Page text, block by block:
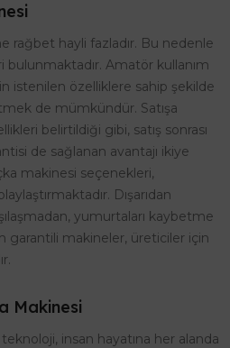
rağbet hayli fazladır. Bu nedenle
bulunmaktadır. Amatör kullanım
istenilen özelliklere sahip şekilde
de mümkündür. Satışa
belirtildiği gibi, satış sonrası
de sağlanan avantajı ikiye
makinesi seçenekleri,
Dışarıdan
yumurtaları kaybetme
garantili makineler, üreticiler için
Makinesi
insan hayatına her alanda